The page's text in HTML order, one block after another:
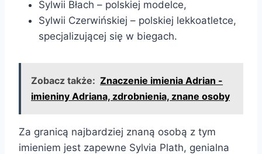
Sylwii Błach – polskiej modelce,
Sylwii Czerwińskiej – polskiej lekkoatletce,
specjalizującej się w biegach.
Zobacz także: Znaczenie imienia Adrian -
imieniny Adriana, zdrobnienia, znane osoby
Za granicą najbardziej znaną osobą z tym
imieniem jest zapewne Sylvia Plath, genialna